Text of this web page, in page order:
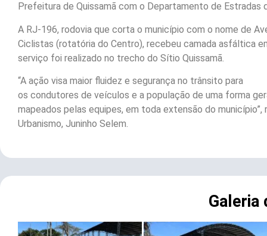
Prefeitura de Quissamã com o Departamento de Estradas
A RJ-196, rodovia que corta o município com o nome de
Ciclistas (rotatória do Centro), recebeu camada asfáltica
serviço foi realizado no trecho do Sítio Quissamã.
“A ação visa maior fluidez e segurança no trânsito para
os condutores de veículos e a população de uma forma
mapeados pelas equipes, em toda extensão do
Urbanismo, Juninho Selem.
Galeria